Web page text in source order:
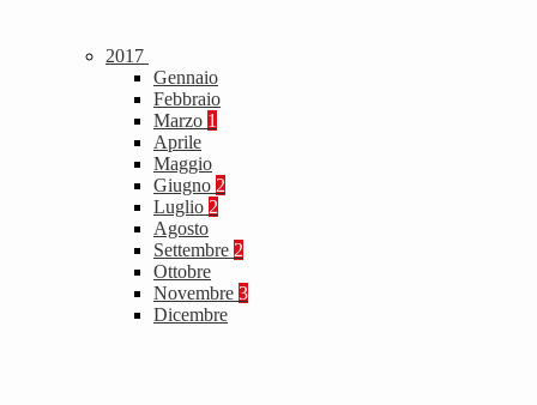
2017
Gennaio
Febbraio
Marzo 1
Aprile
Maggio
Giugno 2
Luglio 2
Agosto
Settembre 2
Ottobre
Novembre 3
Dicembre